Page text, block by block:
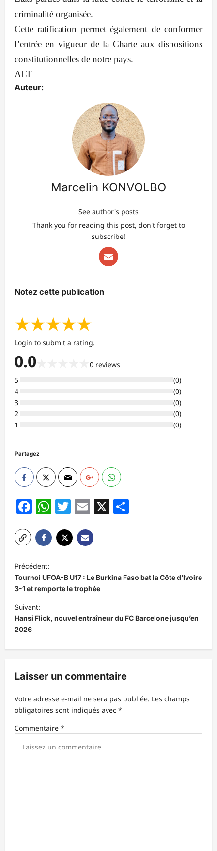
criminalité organisée.
Cette ratification permet également de conformer
l’entrée en vigueur de la Charte aux dispositions
constitutionnelles de notre pays.
ALT
Auteur:
Marcelin KONVOLBO
See author's posts
Thank you for reading this post, don't forget to
subscribe!
Notez cette publication
★★★★★
Login to submit a rating.
0.0 0 reviews
5
(0)
4
(0)
3
(0)
2
(0)
1
(0)
Partagez
Facebook
WhatsApp
Twitter
Email
X
N
a
v
i
g
a
t
o
n
d
’
Précédent:
Tournoi UFOA-B U17 : Le Burkina Faso bat la Côte d’Ivoire
3-1 et remporte le trophée
Suivant:
Hansi Flick, nouvel entraîneur du FC Barcelone jusqu’en
2026
Laisser un commentaire
Votre adresse e-mail ne sera pas publiée. Les champs
obligatoires sont indiqués avec *
Commentaire *